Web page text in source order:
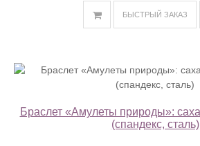
БЫСТРЫЙ ЗАКАЗ
Браслет «Амулеты природы»:
(спандекс, сталь)